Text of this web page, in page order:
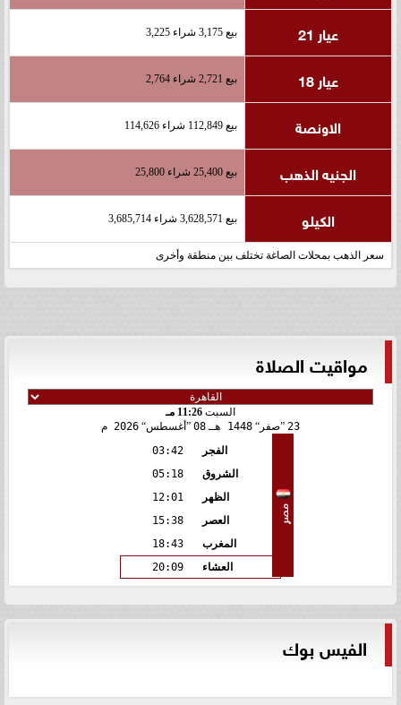
عيار 21 بيع 3,175 شراء 3,225
عيار 18 بيع 2,721 شراء 2,764
الاونصة بيع 112,849 شراء 114,626
الجنيه الذهب بيع 25,400 شراء 25,800
الكيلو بيع 3,628,571 شراء 3,685,714
سعر الذهب بمحلات الصاغة تختلف بين منطقة وأخرى
مواقيت الصلاة
السبت 11:26 مـ
23 صفر 1448 هـ 08 أغسطس 2026 م
مصر
الفجر
03:42
الشروق
05:18
الظهر
12:01
العصر
15:38
المغرب
18:43
العشاء
20:09
الفيس بوك